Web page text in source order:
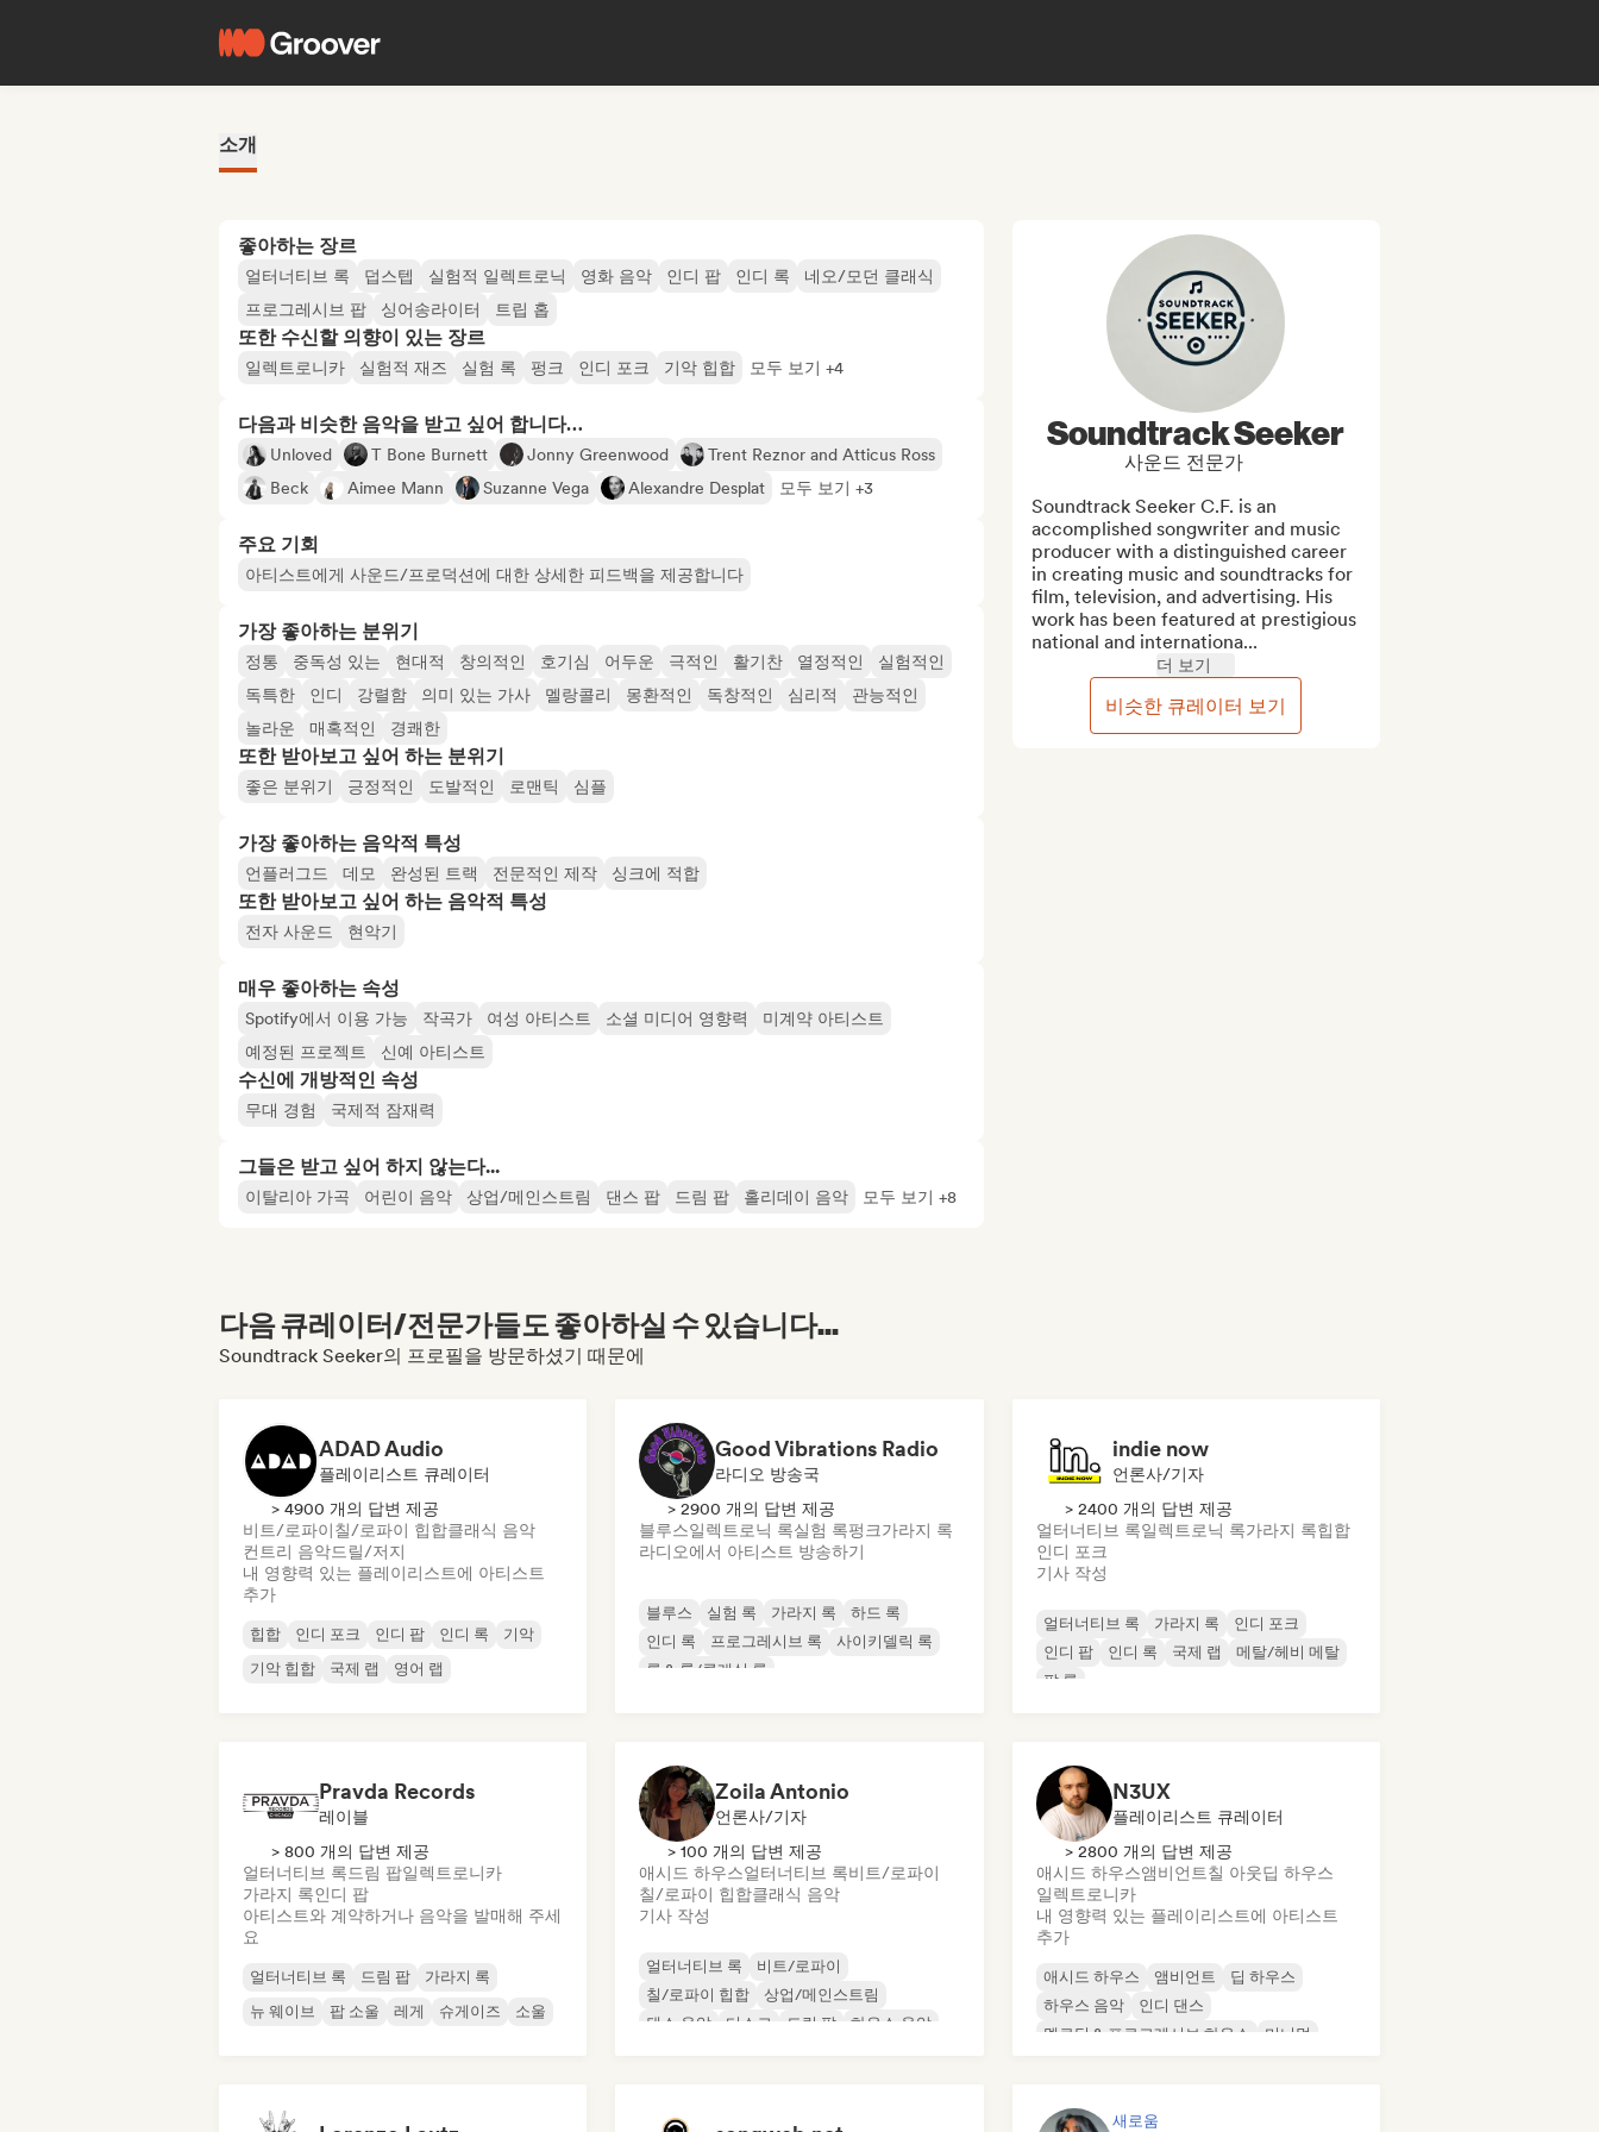
소개
좋아하는 장르
얼터너티브 록 덥스텝 실험적 일렉트로닉 영화 음악 인디 팝 인디 록
네오/모던 클래식
프로그레시브 팝
싱어송라이터 트립 홉
또한 수신할 의향이 있는 장르
일렉트로니카 실험적 재즈 실험 록 펑크 인디 포크 기악 힙합 모두 보기 +4
다음과 비슷한 음악을 받고 싶어 합니다…
Unloved T Bone Burnett Jonny Greenwood
Trent Reznor and Atticus Ross
Beck
Aimee Mann Suzanne Vega Alexandre Desplat 모두 보기 +3
주요 기회
아티스트에게 사운드/프로덕션에 대한 상세한 피드백을 제공합니다
가장 좋아하는 분위기
정통 중독성 있는 현대적 창의적인 호기심 어두운 극적인 활기찬 열정적인
실험적인
독특한
인디 강렬함 의미 있는 가사 멜랑콜리 몽환적인 독창적인 심리적
관능적인
놀라운
매혹적인 경쾌한
또한 받아보고 싶어 하는 분위기
좋은 분위기 긍정적인 도발적인 로맨틱 심플
가장 좋아하는 음악적 특성
언플러그드 데모 완성된 트랙 전문적인 제작 싱크에 적합
또한 받아보고 싶어 하는 음악적 특성
전자 사운드 현악기
매우 좋아하는 속성
Spotify에서 이용 가능 작곡가 여성 아티스트 소셜 미디어 영향력
미계약 아티스트
예정된 프로젝트
신예 아티스트
수신에 개방적인 속성
무대 경험 국제적 잠재력
그들은 받고 싶어 하지 않는다...
이탈리아 가곡 어린이 음악 상업/메인스트림 댄스 팝 드림 팝 홀리데이 음악 모두 보기 +8
Soundtrack Seeker
사운드 전문가
Soundtrack Seeker C.F. is an
accomplished songwriter and music
producer with a distinguished career
in creating music and soundtracks for
film, television, and advertising. His
work has been featured at prestigious
national and internationa...
더 보기
비슷한 큐레이터 보기
다음 큐레이터/전문가들도 좋아하실 수 있습니다...
Soundtrack Seeker의 프로필을 방문하셨기 때문에
ADAD Audio
플레이리스트 큐레이터
> 4900 개의 답변 제공
비트/로파이칠/로파이 힙합클래식 음악
컨트리 음악드릴/저지
내 영향력 있는 플레이리스트에 아티스트
추가
힙합 인디 포크 인디 팝 인디 록
기악
기악 힙합
국제 랩 영어 랩
Good Vibrations Radio
라디오 방송국
> 2900 개의 답변 제공
블루스일렉트로닉 록실험 록펑크가라지 록
라디오에서 아티스트 방송하기
블루스 실험 록 가라지 록
하드 록
인디 록
프로그레시브 록
사이키델릭 록
록 & 롤/클래식 록
indie now
언론사/기자
> 2400 개의 답변 제공
얼터너티브 록일렉트로닉 록가라지 록힙합
인디 포크
기사 작성
얼터너티브 록 가라지 록
인디 포크
인디 팝
인디 록 국제 랩
메탈/헤비 메탈
팝 록
Pravda Records
레이블
> 800 개의 답변 제공
얼터너티브 록드림 팝일렉트로니카
가라지 록인디 팝
아티스트와 계약하거나 음악을 발매해 주세
요
얼터너티브 록 드림 팝
가라지 록
뉴 웨이브
팝 소울 레게 슈게이즈 소울
Zoila Antonio
언론사/기자
> 100 개의 답변 제공
애시드 하우스얼터너티브 록비트/로파이
칠/로파이 힙합클래식 음악
기사 작성
얼터너티브 록
비트/로파이
칠/로파이 힙합
상업/메인스트림
댄스 음악
디스코 드림 팝 하우스 음악
N3UX
플레이리스트 큐레이터
> 2800 개의 답변 제공
애시드 하우스앰비언트칠 아웃딥 하우스
일렉트로니카
내 영향력 있는 플레이리스트에 아티스트
추가
애시드 하우스 앰비언트
딥 하우스
하우스 음악
인디 댄스
멜로딕 & 프로그레시브 하우스
미니멀
새로움